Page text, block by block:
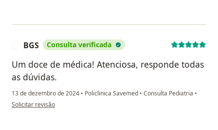
BGS Consulta verificada
Um doce de médica! Atenciosa, responde todas
as dúvidas.
13 de dezembro de 2024 • Policlinica Savemed • Consulta Pediatria •
na opinião do utilizador BGS
Solicitar revisão